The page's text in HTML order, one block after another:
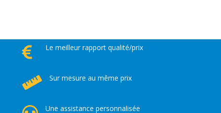
 Le meilleur rapport qualité/prix
 Sur mesure au même prix
Une assistance personnalisée